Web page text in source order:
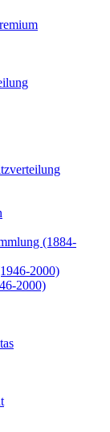
(1884-
2000)
2000)